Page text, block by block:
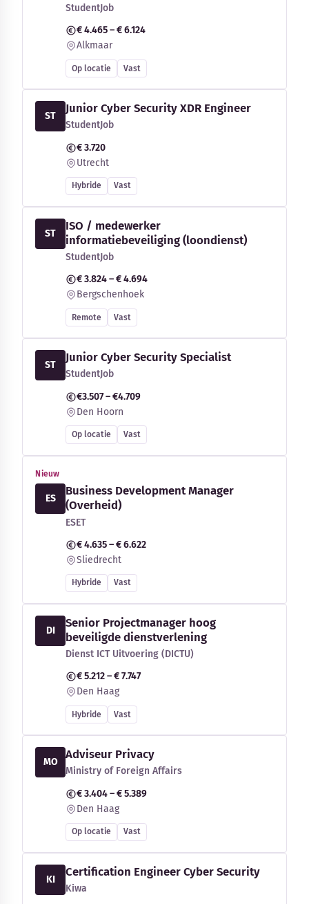
StudentJob
€ 4.465 – € 6.124
Alkmaar
Op locatie Vast
ST
Junior Cyber Security XDR Engineer
StudentJob
€ 3.720
Utrecht
Hybride Vast
ST
ISO / medewerker
informatiebeveiliging (loondienst)
StudentJob
€ 3.824 – € 4.694
Bergschenhoek
Remote Vast
ST
Junior Cyber Security Specialist
StudentJob
€3.507 – €4.709
Den Hoorn
Op locatie Vast
Nieuw
ES
Business Development Manager
(Overheid)
ESET
€ 4.635 – € 6.622
Sliedrecht
Hybride Vast
DI
Senior Projectmanager hoog
beveiligde dienstverlening
Dienst ICT Uitvoering (DICTU)
€ 5.212 – € 7.747
Den Haag
Hybride Vast
MO
Adviseur Privacy
Ministry of Foreign Affairs
€ 3.404 – € 5.389
Den Haag
Op locatie Vast
KI
Certification Engineer Cyber Security
Kiwa